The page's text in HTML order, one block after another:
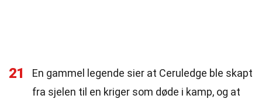
21
En gammel legende sier at Ceruledge ble skapt
fra sjelen til en kriger som døde i kamp, og at